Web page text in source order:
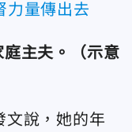
力量傳出去
主夫。（示意
文說，她的年